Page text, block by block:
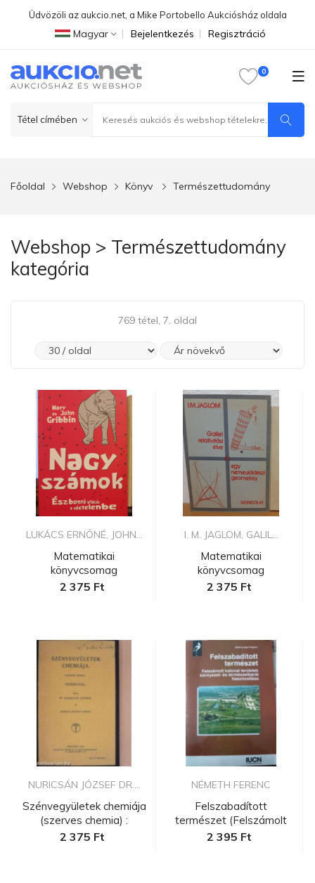
Üdvözöli az aukcio.net, a Mike Portobello Aukciósház oldala
Magyar Bejelentkezés Regisztráció
Főoldal Webshop Könyv Természettudomány
Webshop > Természettudomány
kategória
769 tétel, 7. oldal
LUKÁCS ERNŐNÉ, JOHN...
Matematikai
könyvcsomag
2 375 Ft
I. M. JAGLOM, GALIL...
Matematikai
könyvcsomag
2 375 Ft
NURICSÁN JÓZSEF DR....
Szénvegyületek chemiája
(szerves chemia) :
vezérf...
2 375 Ft
NÉMETH FERENC
Felszabadított
természet (Felszámolt
katonai terü...
2 395 Ft